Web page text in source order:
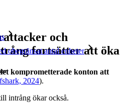
obegränsat antal enheter
och
fortsätter att öka
komprometterade konton att
2024).
intrång ökar också.